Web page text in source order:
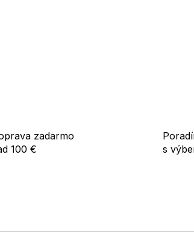
zadarmo
100 €
s